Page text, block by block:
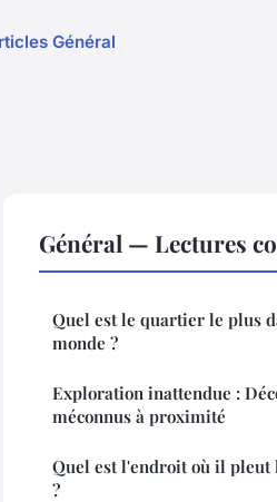
Général
Général — Lectures
Quel est le quartier le plus
monde ?
Exploration inattendue :
méconnus à proximité
Quel est l'endroit où il pleut
?